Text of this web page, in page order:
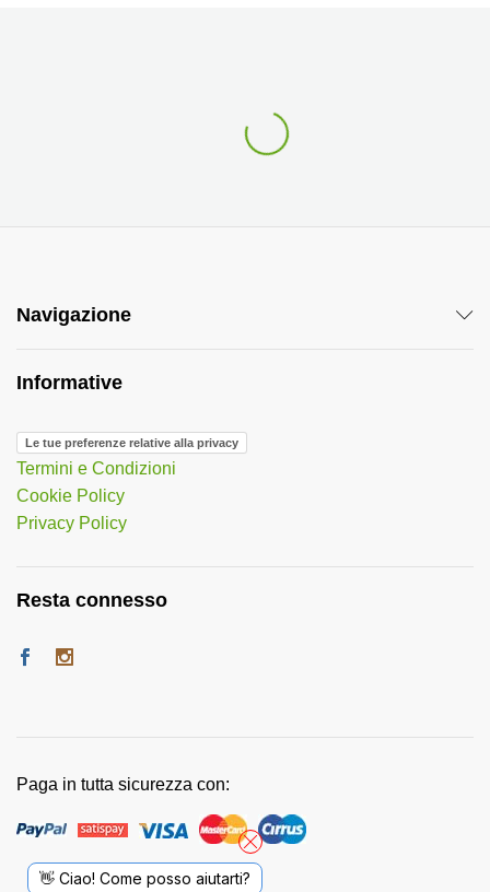
Navigazione
Informative
Le tue preferenze relative alla privacy
Termini e Condizioni
Cookie Policy
Privacy Policy
Resta connesso
Paga in tutta sicurezza con:
👋 Ciao! Come posso aiutarti?